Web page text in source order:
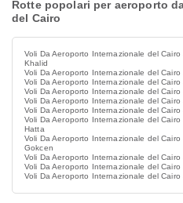
Rotte popolari per aeroporto
del Cairo
Voli Da Aeroporto Internazionale del
Khalid
Voli Da Aeroporto Internazionale del
Voli Da Aeroporto Internazionale del
Voli Da Aeroporto Internazionale del
Voli Da Aeroporto Internazionale del
Voli Da Aeroporto Internazionale del
Voli Da Aeroporto Internazionale del
Hatta
Voli Da Aeroporto Internazionale del
Gokcen
Voli Da Aeroporto Internazionale del
Voli Da Aeroporto Internazionale del Cairo
Voli Da Aeroporto Internazionale del